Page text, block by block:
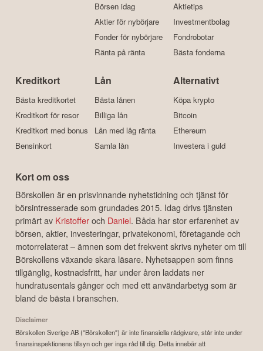
Börsen idag
Aktier för nybörjare
Fonder för nybörjare
Ränta på ränta
Aktietips
Investmentbolag
Fondrobotar
Bästa fonderna
Kreditkort
Bästa kreditkortet
Kreditkort för resor
Kreditkort med bonus
Bensinkort
Lån
Bästa lånen
Billiga lån
Lån med låg ränta
Samla lån
Alternativt
Köpa krypto
Bitcoin
Ethereum
Investera i guld
Kort om oss
Börskollen är en prisvinnande nyhetstidning och tjänst för
börsintresserade som grundades 2015. Idag drivs tjänsten
primärt av Kristofferoch Daniel. Båda har stor erfarenhet av
börsen, aktier, investeringar, privatekonomi, företagande och
motorrelaterat – ämnen som det frekvent skrivs nyheter om till
Börskollens växande skara läsare. Nyhetsappen som finns
tillgänglig, kostnadsfritt, har under åren laddats ner
hundratusentals gånger och med ett användarbetyg som är
bland de bästa i branschen.
Disclaimer
Börskollen Sverige AB ("Börskollen") är inte finansiella rådgivare, står inte under
finansinspektionens tillsyn och ger inga råd till dig. Detta innebär att